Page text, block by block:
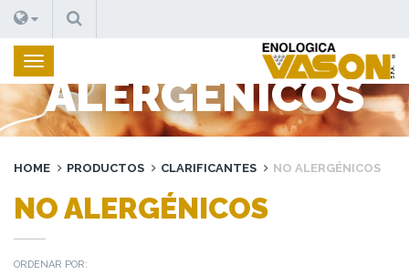
BUSCAR
ALERGÉNICOS
HOME PRODUCTOS CLARIFICANTES NO ALERGÉNICOS
NO ALERGÉNICOS
ORDENAR POR: